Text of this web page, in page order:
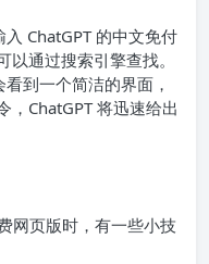
入 ChatGPT 的中文免付
通过搜索引擎查找。
到一个简洁的界面，
，ChatGPT 将迅速给出
网页版时，有一些小技